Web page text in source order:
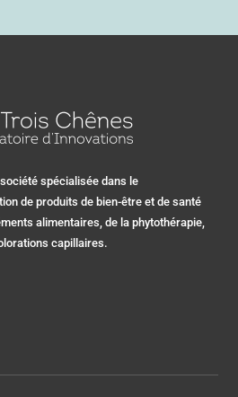
société spécialisée dans le
de produits de bien-être et de santé
alimentaires, de la phytothérapie,
capillaires.